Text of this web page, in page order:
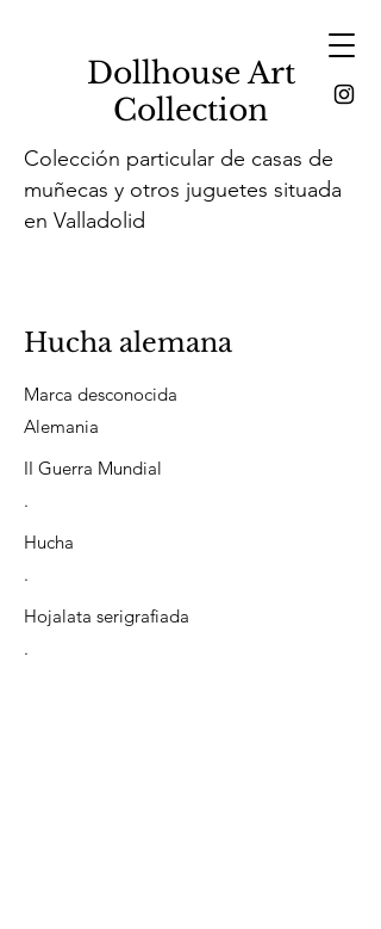
Colección particular de casas de
muñecas y otros juguetes situada
en Valladolid
Dollhouse Art
Collection
Hucha alemana
Marca desconocida
Alemania
II Guerra Mundial
.
Hucha
.
Hojalata serigrafiada
.